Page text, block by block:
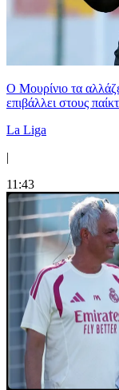
Ο Μουρίνιο τα
επιβάλλει στους
La Liga
|
11:43